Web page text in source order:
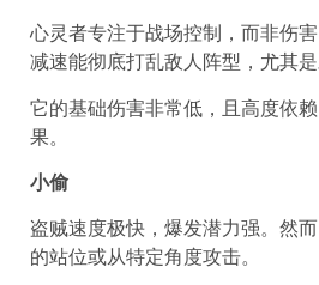
心灵者专注于战场控制，而非伤
减速能彻底打乱敌人阵型，尤其是
它的基础伤害非常低，且高度依
果。
小偷
盗贼速度极快，爆发潜力强。然
的站位或从特定角度攻击。